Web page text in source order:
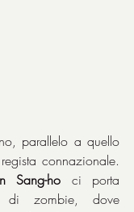
parallelo a quello
connazionale.
Sang-ho ci porta
di zombie, dove